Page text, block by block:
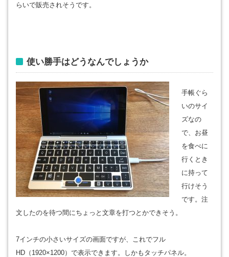
らいで販売されそうです。
使い勝手はどうなんでしょうか
手帳ぐら
いのサイ
ズなの
で、お昼
を食べに
行くとき
に持って
行けそう
です。注
文したのを待つ間にちょっと文章を打つとかできそう。
7インチの小さいサイズの画面ですが、これでフル
HD（1920×1200）で表示できます。しかもタッチパネル。